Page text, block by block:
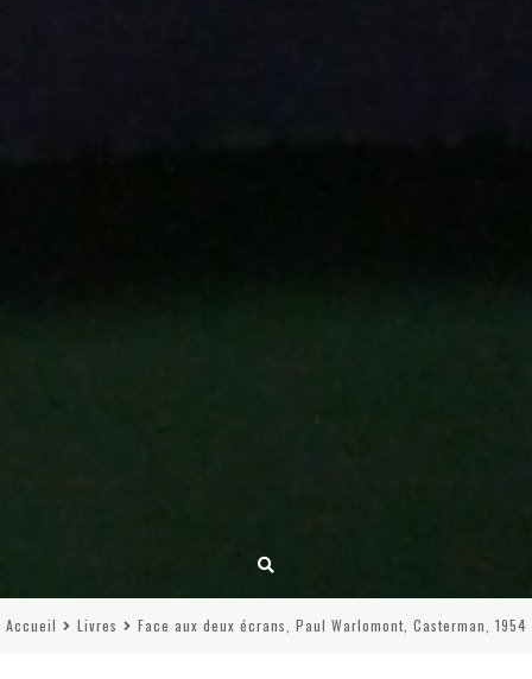
Accueil Livres Face aux deux écrans, Paul Warlomont, Casterman, 1954